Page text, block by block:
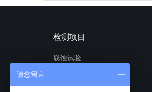
检测项目
腐蚀试验
镀层测试
请您留言